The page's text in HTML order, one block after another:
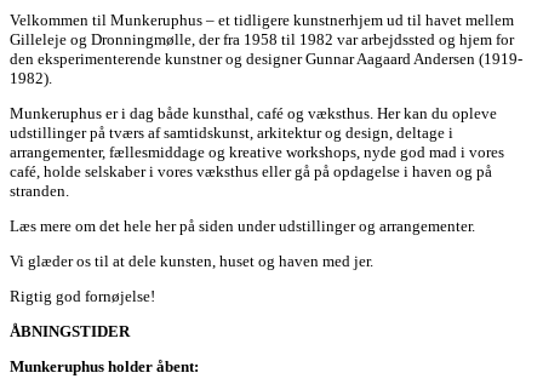
Velkommen til Munkeruphus – et tidligere kunstnerhjem ud til havet mellem
Gilleleje og Dronningmølle, der fra 1958 til 1982 var arbejdssted og hjem for
den eksperimenterende kunstner og designer Gunnar Aagaard Andersen (1919-
1982).
Munkeruphus er i dag både kunsthal, café og væksthus. Her kan du opleve
udstillinger på tværs af samtidskunst, arkitektur og design, deltage i
arrangementer, fællesmiddage og kreative workshops, nyde god mad i vores
café, holde selskaber i vores væksthus eller gå på opdagelse i haven og på
stranden.
Læs mere om det hele her på siden under udstillinger og arrangementer.
Vi glæder os til at dele kunsten, huset og haven med jer.
Rigtig god fornøjelse!
ÅBNINGSTIDER
Munkeruphus holder åbent: